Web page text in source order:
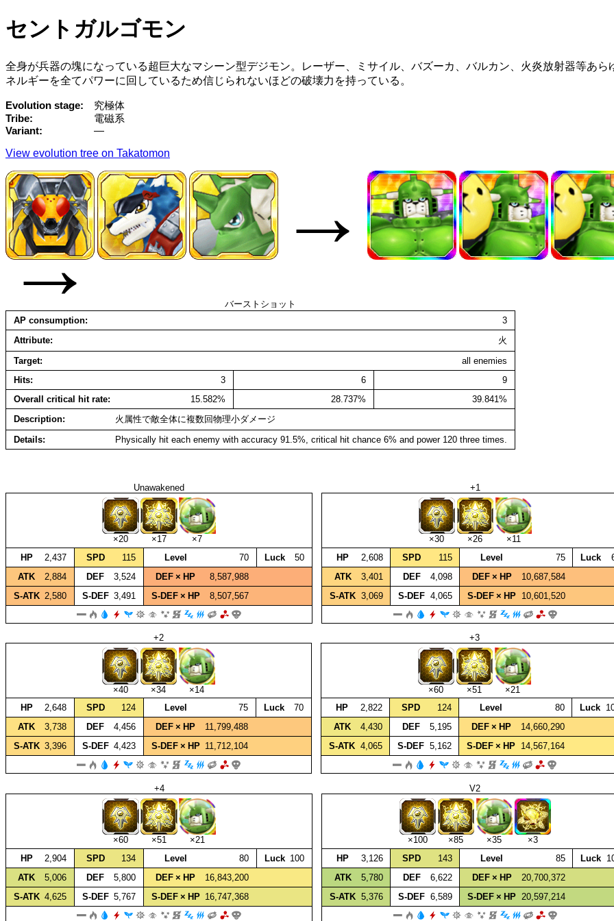
セントガルゴモン
全身が兵器の塊になっている超巨大なマシーン型デジモン。レーザー、ミサイル、バズーカ、バルカン、火炎放射器等あ
ネルギーを全てパワーに回しているため信じられないほどの破壊力を持っている。
Evolution stage
究極体
Tribe
電磁系
Variant
—
View evolution tree on Takatomon
→
→
バーストショット
AP consumption
3
Attribute
火
Target
all enemies
Hits
3 6
9
Overall critical hit rate
15.582% 28.737%
39.841%
Description
火属性で敵全体に複数回物理小ダメージ
Details
Physically hit each enemy with accuracy 91.5%, critical hit chance 6% and power 120 three times.
Unawakened
×20 ×17
×7
HP
2,437 SPD 115 Level 70 Luck
50
ATK
2,884 DEF 3,524 DEF × HP
8,587,988
S‑ATK 2,580 S‑DEF 3,491 S‑DEF × HP 8,507,567
+1
×30 ×26
×11
HP
2,608 SPD 115 Level 75 Luck
ATK
3,401 DEF 4,098 DEF × HP
10,687,584
S‑ATK 3,069 S‑DEF 4,065 S‑DEF × HP 10,601,520
+2
×40 ×34
×14
HP
2,648 SPD 124 Level 75 Luck
70
ATK
3,738 DEF 4,456 DEF × HP
11,799,488
S‑ATK 3,396 S‑DEF 4,423 S‑DEF × HP 11,712,104
+3
×60 ×51
×21
HP
2,822 SPD 124 Level 80 Luck
ATK
4,430 DEF 5,195 DEF × HP
14,660,290
S‑ATK 4,065 S‑DEF 5,162 S‑DEF × HP 14,567,164
+4
×60 ×51
×21
HP
2,904 SPD 134 Level 80 Luck 100
ATK
5,006 DEF 5,800 DEF × HP
16,843,200
S‑ATK 4,625 S‑DEF 5,767 S‑DEF × HP 16,747,368
V2
×100 ×85 ×35
×3
HP
3,126 SPD 143 Level 85 Luck
ATK
5,780 DEF 6,622 DEF × HP
20,700,372
S‑ATK 5,376 S‑DEF 6,589 S‑DEF × HP 20,597,214